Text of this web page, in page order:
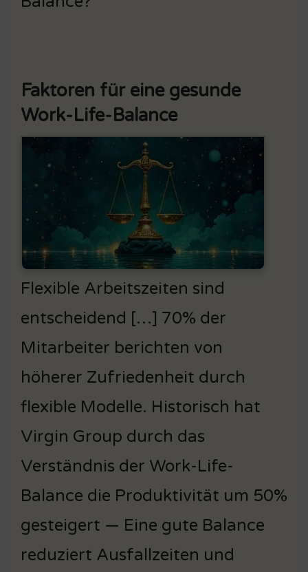
Faktoren für eine gesunde
Work-Life-Balance
Flexible Arbeitszeiten sind
entscheidend […] 70% der
Mitarbeiter berichten von
höherer Zufriedenheit durch
flexible Modelle. Historisch hat
Virgin Group durch das
Verständnis der Work-Life-
Balance die Produktivität um 50%
gesteigert — Eine gute Balance
reduziert Ausfallzeiten und